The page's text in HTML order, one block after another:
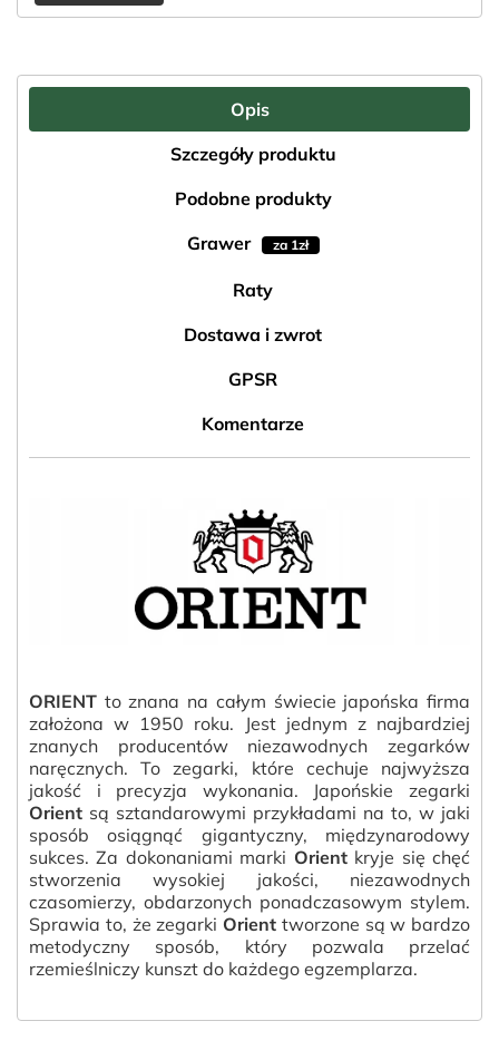
Opis
Szczegóły produktu
Podobne produkty
Grawer
za 1zł
Raty
Dostawa i zwrot
GPSR
Komentarze
ORIENT to znana na całym świecie japońska firma
założona w 1950 roku. Jest jednym z najbardziej
znanych producentów niezawodnych zegarków
naręcznych. To zegarki, które cechuje najwyższa
jakość i precyzja wykonania. Japońskie zegarki
Orient są sztandarowymi przykładami na to, w jaki
sposób osiągnąć gigantyczny, międzynarodowy
sukces. Za dokonaniami marki Orientkryje się chęć
stworzenia wysokiej jakości, niezawodnych
czasomierzy, obdarzonych ponadczasowym stylem.
Sprawia to, że zegarki Orient tworzone są w bardzo
metodyczny sposób, który pozwala przelać
rzemieślniczy kunszt do każdego egzemplarza.